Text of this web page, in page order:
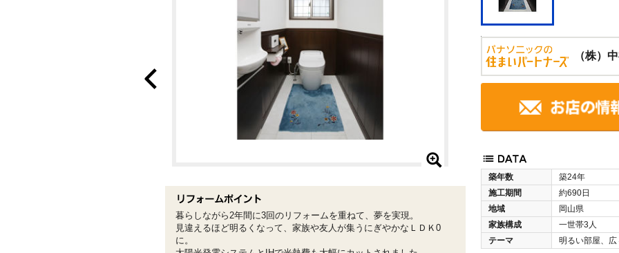
（株）
築年数
築24年
施工期間
約690日
地域
岡山県
家族構成
一世帯3人
テーマ
明るい部屋、広
暮らしながら2年間に3回のリフォームを重ねて、夢を実現。
見違えるほど明るくなって、家族や友人が集うにぎやかなＬＤＫ0
に。